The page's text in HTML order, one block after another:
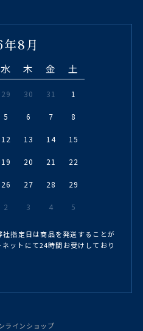
8月
水 木 金 土
29 30 31 1
5 6 7 8
12 13 14 15
19 20 21 22
26 27 28 29
2 3 4 5
指定日は商品を発送することが
ットにて24時間お受けしており
ラインショップ